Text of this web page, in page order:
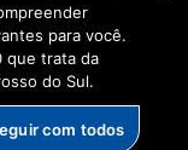
para você.
que trata da
do Sul.
com todos